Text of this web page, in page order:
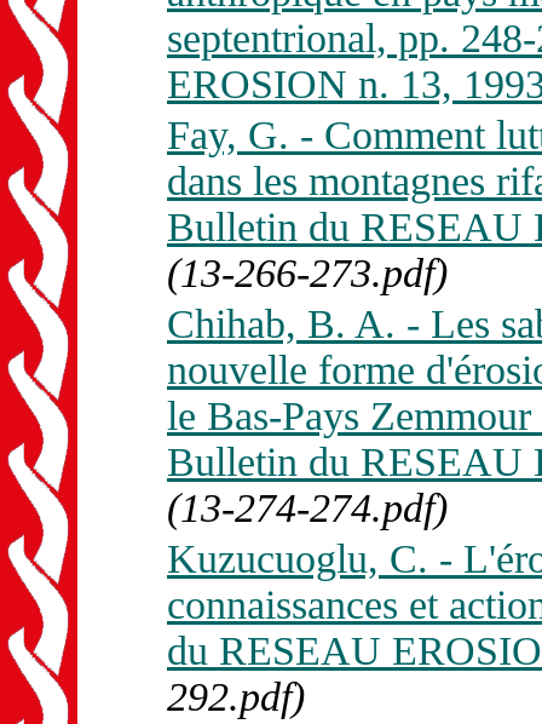
septentrional, pp.
EROSION n. 13,
Fay, G. - Comment
dans les montagnes
Bulletin du RESEAU
(13-266-273.pdf)
Chihab, B. A. - Les
nouvelle forme
le Bas-Pays
Bulletin du RESEAU
(13-274-274.pdf)
Kuzucuoglu, C. -
connaissances et
du RESEAU
292.pdf)